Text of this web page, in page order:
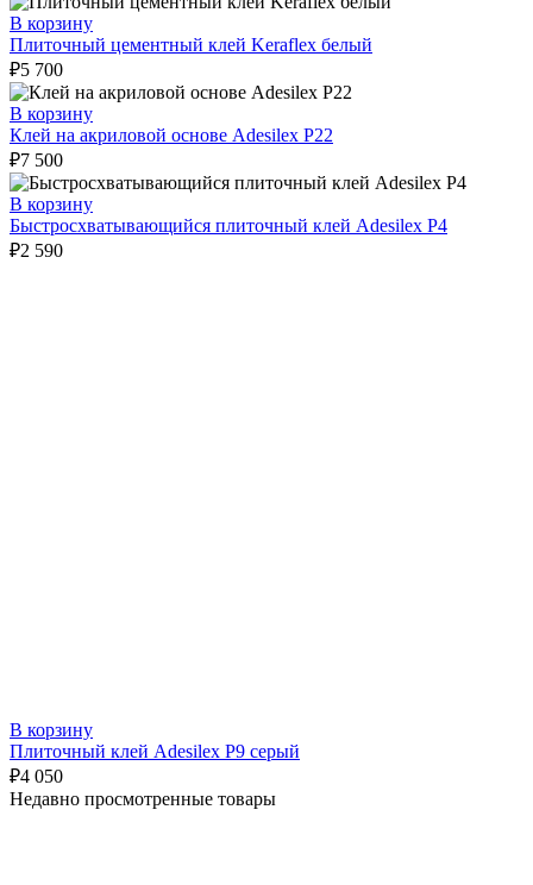
В корзину
Плиточный цементный клей Keraflex белый
₽5 700
В корзину
Клей на акриловой основе Adesilex P22
₽7 500
В корзину
Быстросхватывающийся плиточный клей Adesilex P4
₽2 590
В корзину
Плиточный клей Adesilex P9 серый
₽4 050
Недавно просмотренные товары